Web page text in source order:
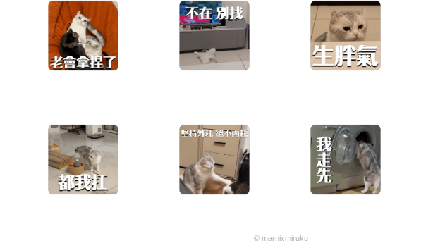
© marnixmiruku